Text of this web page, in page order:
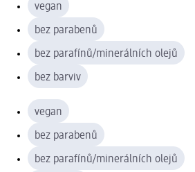
vegan
bez parabenů
bez parafínů/minerálních olejů
bez barviv
vegan
bez parabenů
bez parafínů/minerálních olejů